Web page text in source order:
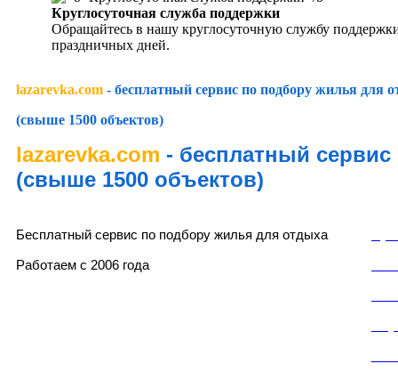
Круглосуточная служба поддержки
Обращайтесь в нашу круглосуточную службу
праздничных дней.
lazarevka.com - бесплатный сервис по подбору жилья для
(свыше 1500 объектов)
lazarevka.com - бесплатный
(свыше 1500 объектов)
Бесплатный сервис по подбору жилья для отдыха
Работаем с 2006 года